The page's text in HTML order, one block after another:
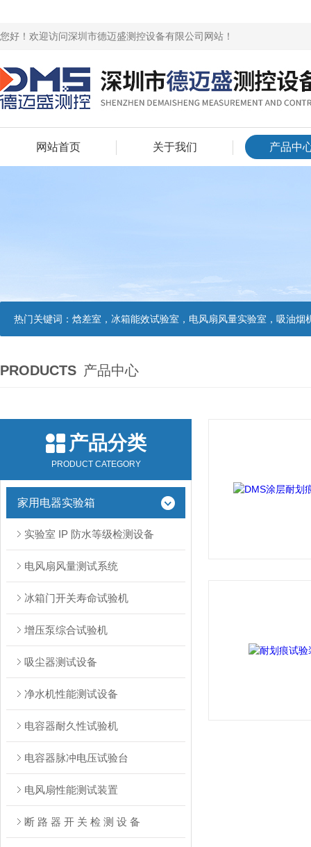
您好！欢迎访问深圳市德迈盛测控设备有限公司网站！
网站首页 关于我们 产品中
热门关键词： 焓差室，冰箱能效试验室，电风扇风量实验室，吸油烟机油脂分离度试验装置，吸油烟机空气性能试验装置，吸油烟机气味
PRODUCTS 产品中心
产品分类
PRODUCT CATEGORY
家用电器实验箱
实验室 IP 防水等级检测设备
电风扇风量测试系统
冰箱门开关寿命试验机
增压泵综合试验机
吸尘器测试设备
净水机性能测试设备
电容器耐久性试验机
电容器脉冲电压试验台
电风扇性能测试装置
断 路 器 开 关 检 测 设 备